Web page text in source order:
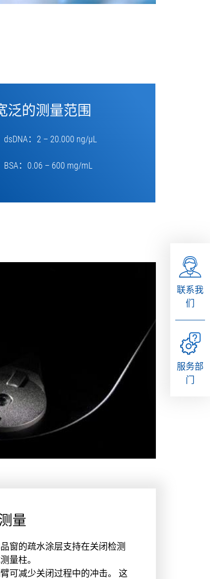
泛的测量范围
dsDNA：2 – 20.000 ng/µL
BSA：0.06 – 600 mg/mL
量
窗的疏水涂层支持在关闭检测
量柱。
可减少关闭过程中的冲击。 这
联系我
们
服务部
门